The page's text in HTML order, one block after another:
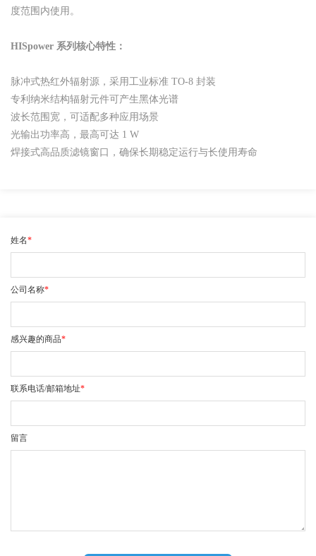
度范围内使用。
HISpower 系列核心特性：
脉冲式热红外辐射源，采用工业标准 TO-8 封装
专利纳米结构辐射元件可产生黑体光谱
波长范围宽，可适配多种应用场景
光输出功率高，最高可达 1 W
焊接式高品质滤镜窗口，确保长期稳定运行与长使用寿命
姓名*
公司名称*
感兴趣的商品*
联系电话/邮箱地址*
留言